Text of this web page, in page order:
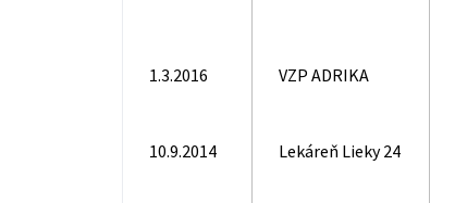
1.3.2016 VZP ADRIKA
10.9.2014 Lekáreň Lieky 24